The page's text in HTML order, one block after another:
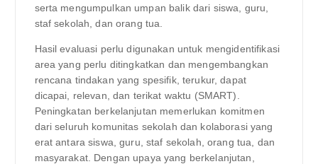
serta mengumpulkan umpan balik dari siswa, guru,
staf sekolah, dan orang tua.
Hasil evaluasi perlu digunakan untuk mengidentifikasi
area yang perlu ditingkatkan dan mengembangkan
rencana tindakan yang spesifik, terukur, dapat
dicapai, relevan, dan terikat waktu (SMART).
Peningkatan berkelanjutan memerlukan komitmen
dari seluruh komunitas sekolah dan kolaborasi yang
erat antara siswa, guru, staf sekolah, orang tua, dan
masyarakat. Dengan upaya yang berkelanjutan,